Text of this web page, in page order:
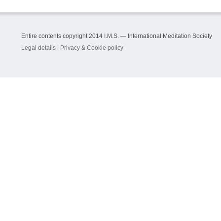
Entire contents copyright 2014 I.M.S. — International Meditation Society
Legal details
Privacy & Cookie policy